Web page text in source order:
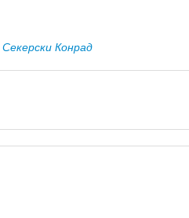
Секерски Конрад